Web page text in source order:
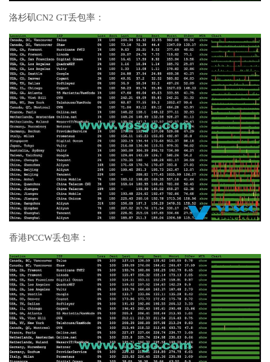
洛杉矶CN2 GT丢包率：
香港PCCW丢包率：